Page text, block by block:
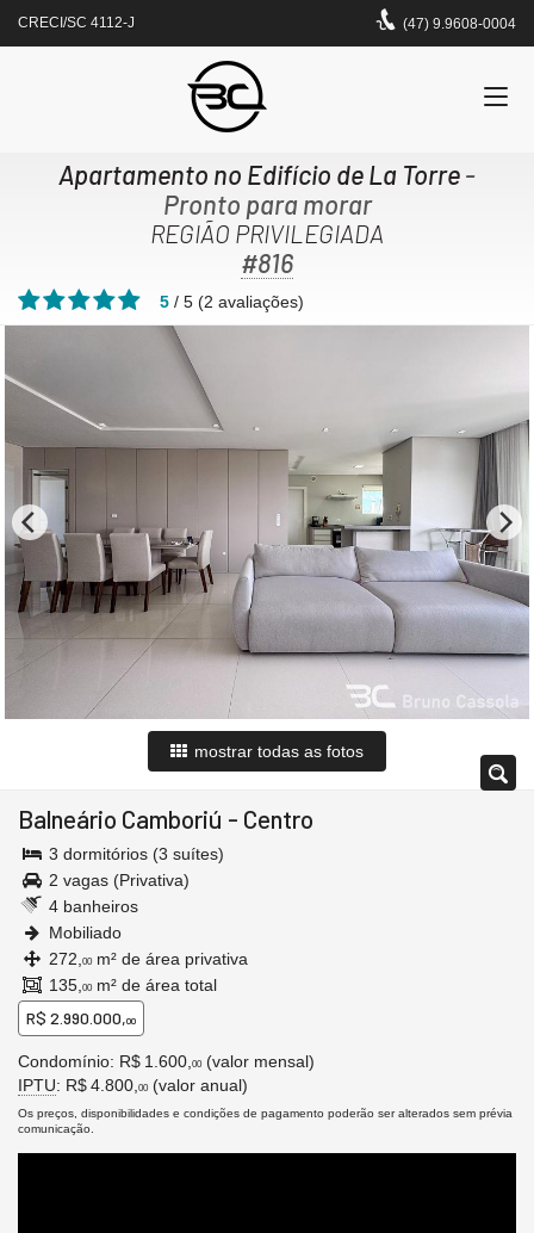
CRECI/SC 4112-J (47) 9.9608-0004
Apartamento no Edifício de La Torre-
Pronto para morar
REGIÃO PRIVILEGIADA
#816
5 / 5 (2 avaliações)
mostrar todas as fotos
Balneário Camboriú - Centro
3 dormitórios (3 suítes)
2 vagas (Privativa)
4 banheiros
Mobiliado
272, 00 m² de área privativa
135, 00 m² de área total
R$ 2.990.000,00
Condomínio: R$ 1.600, 00 (valor mensal)
IPTU: R$ 4.800, 00 (valor anual)
Os preços, disponibilidades e condições de pagamento poderão ser alterados sem prévia
comunicação.